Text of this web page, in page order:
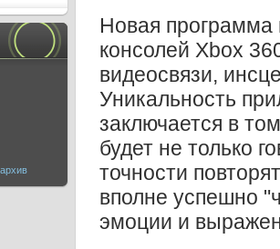
Новая программа
консолей Xbox
видеосвязи,
Уникальность
заключается в
будет не только
точности
вполне успешно
эмоции и